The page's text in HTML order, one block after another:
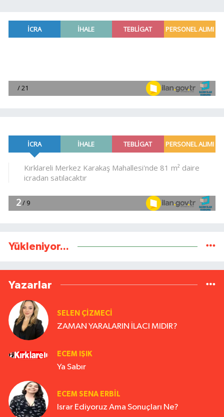
Yükleniyor...
Yazarlar
SELEN ÇİZMECİ
ZAMAN YARALARIN İLACI MIDIR?
ECEM IŞIK
Ya Sabır
ECEM SENA ERBIL
Israr Ediyoruz Ama Sonuçları Ne?